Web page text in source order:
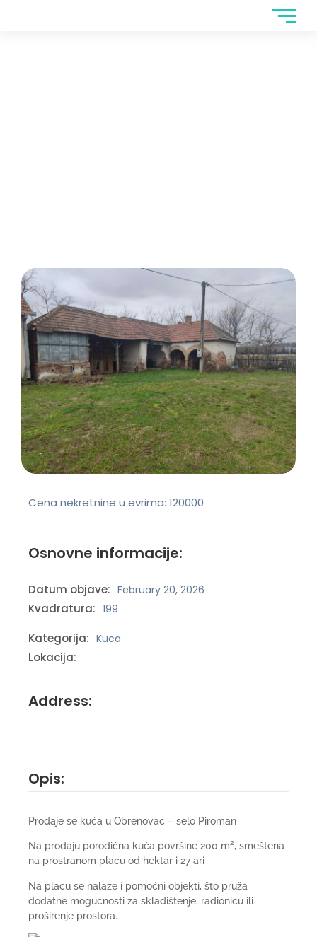
Cena nekretnine u evrima: 120000
Osnovne informacije:
Datum objave: February 20, 2026
Kvadratura: 199
Kategorija: Kuca
Lokacija:
Address:
Opis:
Prodaje se kuća u Obrenovac – selo Piroman
Na prodaju porodična kuća površine 200 m², smeštena
na prostranom placu od hektar i 27 ari
Na placu se nalaze i pomoćni objekti, što pruža
dodatne mogućnosti za skladištenje, radionicu ili
proširenje prostora.